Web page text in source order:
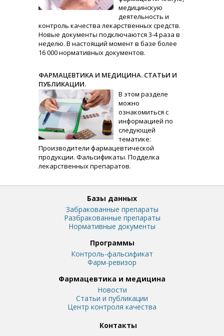
медицинскую
деятельность и
контроль качества лекарственных средств.
Новые документы подключаются 3-4 раза в
неделю. В настоящий момент в базе более
16 000 нормативных документов.
ФАРМАЦЕВТИКА И МЕДИЦИНА. СТАТЬИ И
ПУБЛИКАЦИИ.
В этом разделе
можно
ознакомиться с
информацией по
следующей
тематике:
Производители фармацевтической
продукции. Фальсификаты. Подделка
лекарственных препаратов.
Базы данных
Забракованные препараты
Разбракованные препараты
Нормативные документы
Программы
Контроль-фальсификат
Фарм-ревизор
Фармацевтика и медицина
Новости
Статьи и публикации
Центр контроля качества
Контакты